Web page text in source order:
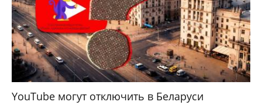
YouTube могут отключить в Беларуси